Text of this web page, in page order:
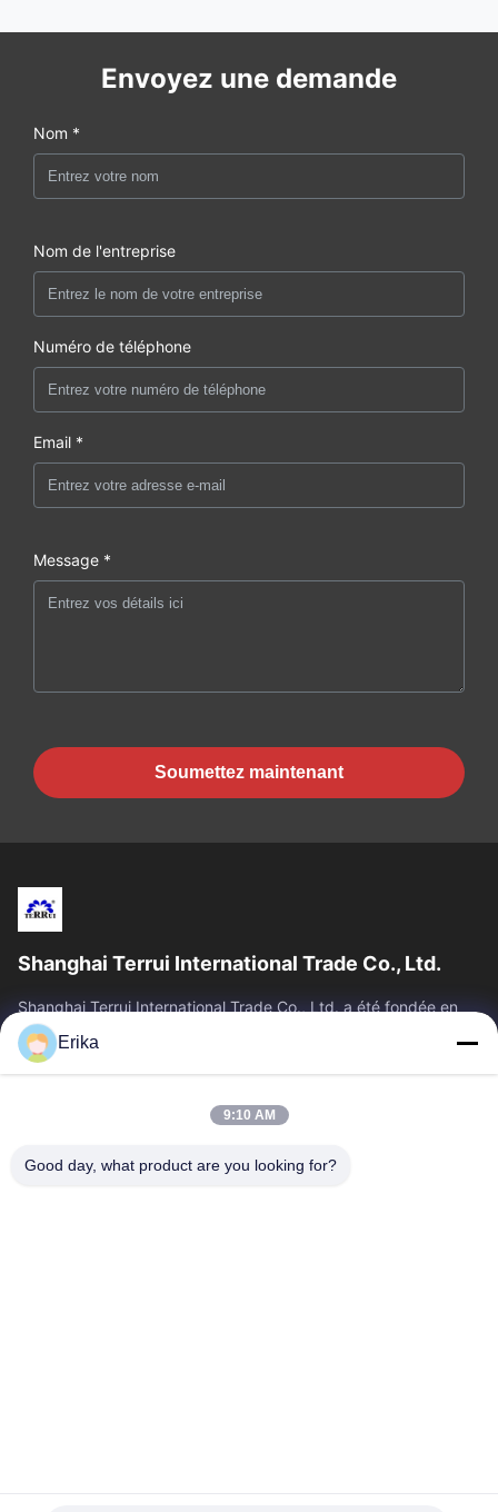
Envoyez une demande
Nom *
Nom de l'entreprise
Numéro de téléphone
Email *
Message *
Soumettez maintenant
Shanghai Terrui International Trade Co., Ltd.
Shanghai Terrui International Trade Co., Ltd. a été fondée en
2002, spécialisée dans le développement, la fabrication et la
vente d'équipements...
Liens Rapides
Produits
À Propos De Nous
Contrôle De Qualité
Erika
9:10 AM
Good day, what product are you looking for?